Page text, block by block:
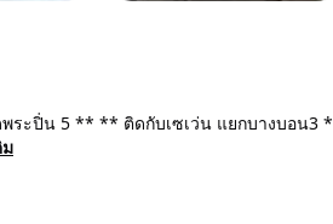
ระปิ่น 5 ** ** ติดกับเซเว่น แยกบางบอน3 *
ม